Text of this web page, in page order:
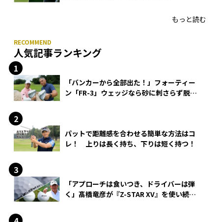
もっと読む
人気記事ランキング
「バンカーから全部出た！」フォーティー
ン「FR-3」ウェッジなら砂に刺さらず脱出
パットで距離感を合わせる簡単な方法はコ
レ！ 上りは長く持ち、下りは短く持つ！
「アプローチは食いつき、ドライバーは弾
く」髙橋竜彦が『Z-STAR XV』を使い続け